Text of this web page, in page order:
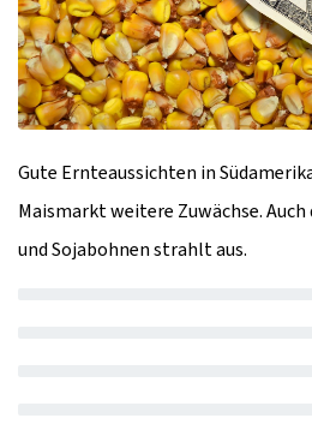
Gute Ernteaussichten in
Maismarkt weitere Zuwächse. Auch
und Sojabohnen strahlt aus.